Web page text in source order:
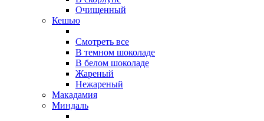
Очищенный
Кешью
Смотреть все
В темном шоколаде
В белом шоколаде
Жареный
Нежареный
Макадамия
Миндаль